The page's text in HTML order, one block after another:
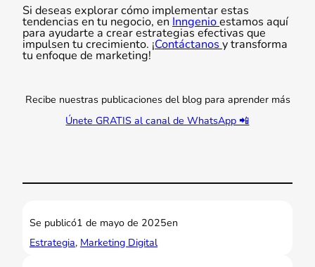
Si deseas explorar cómo implementar estas
tendencias en tu negocio, en Inngenioestamos aquí
para ayudarte a crear estrategias efectivas que
impulsen tu crecimiento. ¡Contáctanos y transforma
tu enfoque de marketing!
Recibe nuestras publicaciones del blog para aprender más
Únete GRATIS al canal de WhatsApp 📲
Se publicó1 de mayo de 2025en
Estrategia, Marketing Digital